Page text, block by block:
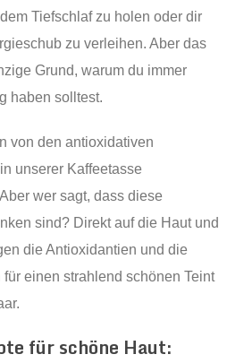
Tiefschlaf zu holen oder dir
zu verleihen. Aber das
Grund, warum du immer
haben solltest.
von den antioxidativen
unserer Kaffeetasse
wer sagt, dass diese
sind? Direkt auf die Haut und
die Antioxidantien und die
einen strahlend schönen Teint
für schöne Haut: